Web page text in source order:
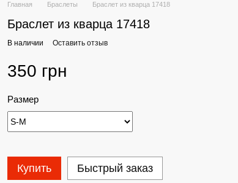
Главная Браслеты Браслет из кварца 17418
Браслет из кварца 17418
В наличии Оставить отзыв
350 грн
Размер
Купить Быстрый заказ